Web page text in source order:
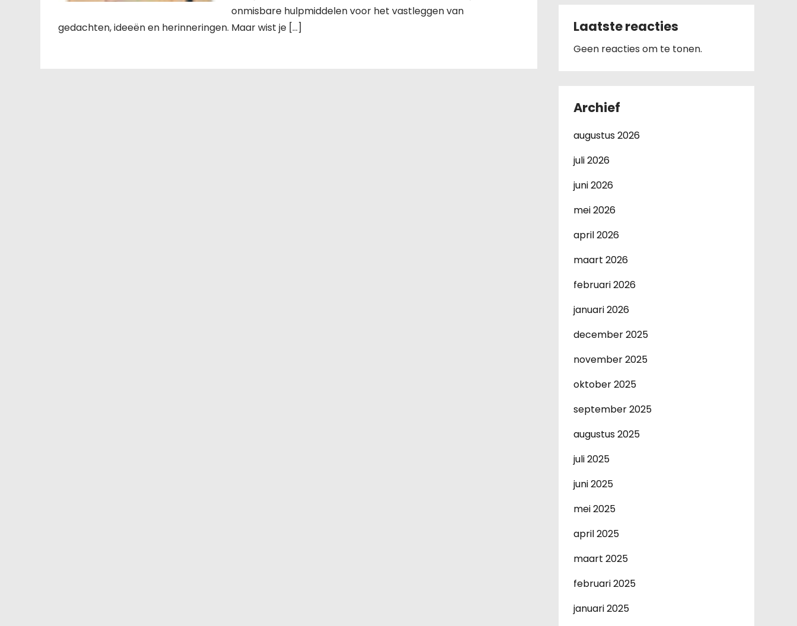
onmisbare hulpmiddelen voor het vastleggen van
gedachten, ideeën en herinneringen. Maar wist je […]
Laatste reacties
Geen reacties om te tonen.
Archief
augustus 2026
juli 2026
juni 2026
mei 2026
april 2026
maart 2026
februari 2026
januari 2026
december 2025
november 2025
oktober 2025
september 2025
augustus 2025
juli 2025
juni 2025
mei 2025
april 2025
maart 2025
februari 2025
januari 2025